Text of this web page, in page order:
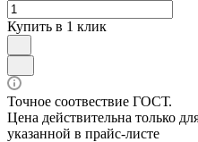
Купить в 1 клик
Точное соотвествие ГОСТ.
Цена действительна только
указанной в прайс-листе